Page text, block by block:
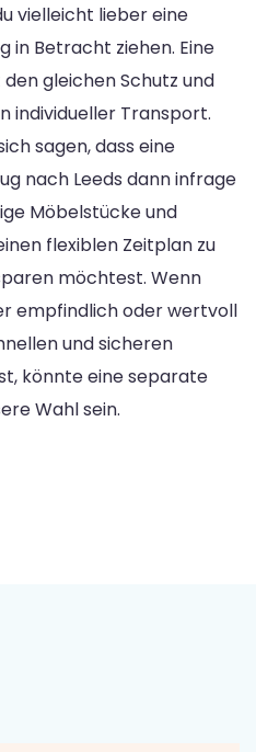
vielleicht lieber eine
in Betracht ziehen. Eine
gleichen Schutz und
individueller Transport.
sagen, dass eine
nach Leeds dann infrage
Möbelstücke und
flexiblen Zeitplan zu
möchtest. Wenn
empfindlich oder wertvoll
und sicheren
könnte eine separate
Wahl sein.